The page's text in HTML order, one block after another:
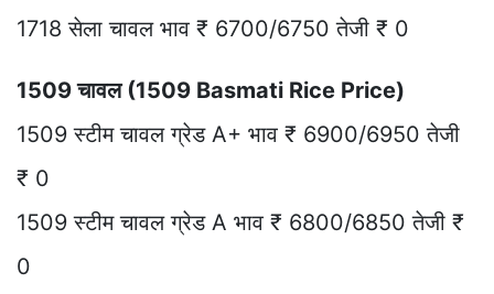
1718 सेला चावल भाव ₹ 6700/6750 तेजी ₹ 0
1509 चावल (1509 Basmati Rice Price)
1509 स्टीम चावल ग्रेड A+ भाव ₹ 6900/6950 तेजी
₹ 0
1509 स्टीम चावल ग्रेड A भाव ₹ 6800/6850 तेजी ₹
0